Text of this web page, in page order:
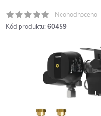
Neohodnoceno
Kód produktu: 60459